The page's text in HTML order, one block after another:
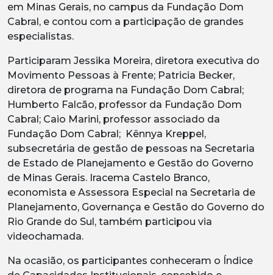
em Minas Gerais, no campus da Fundação Dom
Cabral, e contou com a participação de grandes
especialistas.
Participaram Jessika Moreira, diretora executiva do
Movimento Pessoas à Frente; Patricia Becker,
diretora de programa na Fundação Dom Cabral;
Humberto Falcão, professor da Fundação Dom
Cabral; Caio Marini, professor associado da
Fundação Dom Cabral; Kênnya Kreppel,
subsecretária de gestão de pessoas na Secretaria
de Estado de Planejamento e Gestão do Governo
de Minas Gerais. Iracema Castelo Branco,
economista e Assessora Especial na Secretaria de
Planejamento, Governança e Gestão do Governo do
Rio Grande do Sul, também participou via
videochamada.
Na ocasião, os participantes conheceram o Índice